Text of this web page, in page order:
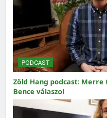
PODCAST
Zöld Hang podcast:
Bence válaszol